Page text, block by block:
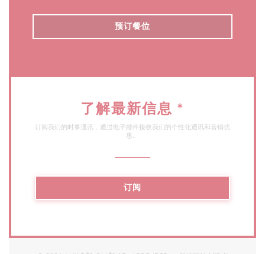
预订餐位
了解最新信息 *
订阅我们的时事通讯，通过电子邮件接收我们的个性化通讯和营销优
惠。
订阅